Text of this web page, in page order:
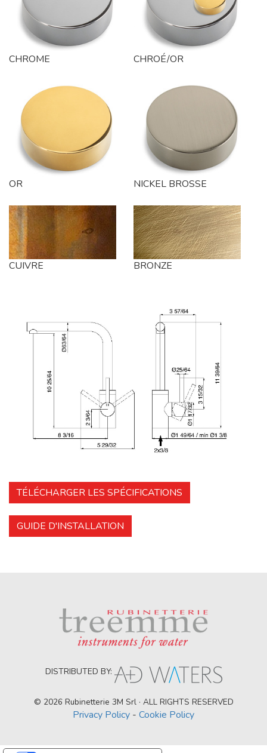
CHROME CHROÉ/OR
OR NICKEL BROSSE
CUIVRE BRONZE
TÉLÉCHARGER LES SPÉCIFICATIONS
GUIDE D'INSTALLATION
DISTRIBUTED BY:
© 2026 Rubinetterie 3M Srl · ALL RIGHTS RESERVED
Privacy Policy - Cookie Policy